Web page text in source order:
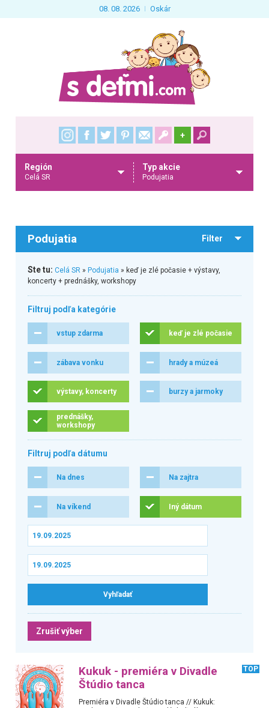
08. 08. 2026 Oskár
+
Región
Celá SR
Typ akcie
Podujatia
Podujatia Filter
Ste tu: Celá SR» Podujatia » keď je zlé počasie + výstavy,
koncerty + prednášky, workshopy
Filtruj podľa kategórie
vstup zdarma keď je zlé počasie
zábava vonku hrady a múzeá
výstavy, koncerty burzy a jarmoky
prednášky,
workshopy
Filtruj podľa dátumu
Na dnes Na zajtra
Na víkend Iný dátum
Zrušiť výber
Kukuk - premiéra v Divadle
Štúdio tanca
TOP
Premiéra v Divadle Štúdio tanca // Kukuk: